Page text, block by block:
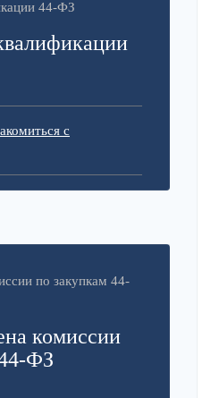
44-ФЗ
с
по закупкам 44-
комиссии
ФЗ